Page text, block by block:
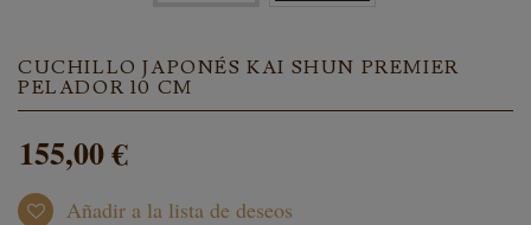
CUCHILLO JAPONÉS KAI SHUN PREMIER
PELADOR 10 CM
155,00 €
Añadir a la lista de deseos